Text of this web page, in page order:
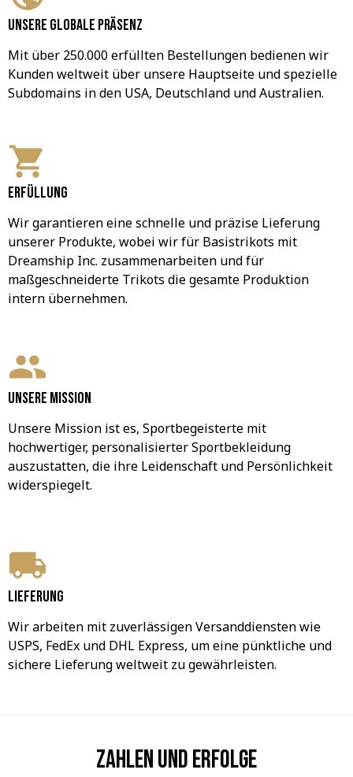
Unsere globale Präsenz
Mit über 250.000 erfüllten Bestellungen bedienen wir
Kunden weltweit über unsere Hauptseite und spezielle
Subdomains in den USA, Deutschland und Australien.
Erfüllung
Wir garantieren eine schnelle und präzise Lieferung
unserer Produkte, wobei wir für Basistrikots mit
Dreamship Inc. zusammenarbeiten und für
maßgeschneiderte Trikots die gesamte Produktion
intern übernehmen.
Unsere Mission
Unsere Mission ist es, Sportbegeisterte mit
hochwertiger, personalisierter Sportbekleidung
auszustatten, die ihre Leidenschaft und Persönlichkeit
widerspiegelt.
Lieferung
Wir arbeiten mit zuverlässigen Versanddiensten wie
USPS, FedEx und DHL Express, um eine pünktliche und
sichere Lieferung weltweit zu gewährleisten.
Zahlen und Erfolge